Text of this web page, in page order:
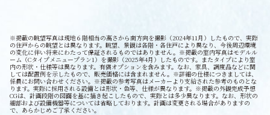
※掲載の眺望写真は現地６階相当の高さから南方向を撮影（2024年11月）したもので、実際
の住戸からの眺望とは異なります。眺望、景観は各階・各住戸により異なり、今後周辺環境
の変化に伴い将来にわたって保証されるものではありません。※掲載の室内写真はモデルル
ーム（Cタイプメニュープラン1）を撮影（2025年4月）したものです。またタイプにより室
内の形状・仕様等は異なります。有償オプションを含みます。なお、家具、調度品などに関
しては配置例を示したもので、販売価格には含まれません。※詳細の仕様につきましては、
係員にお問い合わせください。※掲載の参考写真はメーカーより支給された参考のものとな
ります。実際に採用される設備とは形状・色等、仕様が異なります。※掲載の外観完成予想
CGは、計画段階の図面を基に描き起こしたもので、実際とは多少異なります。なお、形状の
細部および設備機器等については省略しております。計画は変更される場合がありますの
で、あらかじめご了承ください。